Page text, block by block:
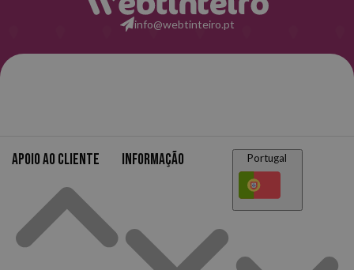
info@webtinteiro.pt
Apoio ao cliente Informação Portugal